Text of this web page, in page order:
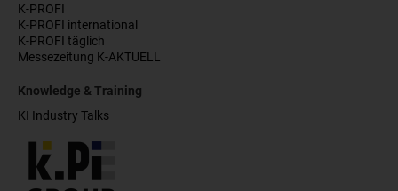
K-PROFI
K-PROFI international
K-PROFI täglich
Messezeitung K-AKTUELL
Knowledge & Training
KI Industry Talks